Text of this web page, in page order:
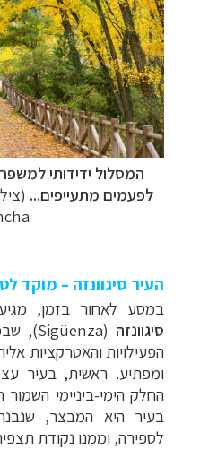
המסלול ידידותי
לפעמים מתעייפים...
העיר סיגוונזה – מוקד
במסע לאחור בזמן,
סיגוונזה (
Sigüenza
),
הפעילויות והאטרקציות
ומפתיע. ראשית, בעיר
החלק הימי-ביניימי
בעיר היא המבצר,
לספירה, וממנו נקודת